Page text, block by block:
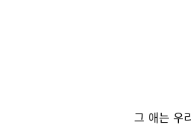
그 애는 우